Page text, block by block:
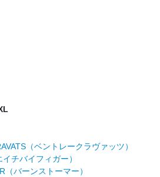
（ベントレークラヴァッツ）
イチバイフィガー）
（バーンストーマー）